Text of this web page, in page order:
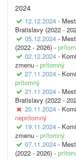
2024
12.12.2024 -
Bratislavy (2022 -
05.12.2024 -
(2022 - 2026) -
02.12.2024 -
zmenu - prítomný
27.11.2024 -
prítomný
21.11.2024 -
Bratislavy (2022 -
20.11.2024 -
neprítomný
19.11.2024 -
zmenu - prítomný
07.11.2024 -
(2022 - 2026) -